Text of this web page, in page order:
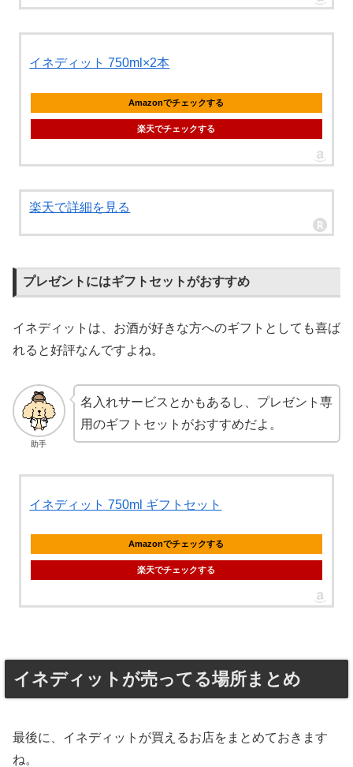
イネディット 750ml×2本
Amazonでチェックする
楽天でチェックする
楽天で詳細を見る
プレゼントにはギフトセットがおすすめ
イネディットは、お酒が好きな方へのギフトとしても喜ば
れると好評なんですよね。
助手
名入れサービスとかもあるし、プレゼント専
用のギフトセットがおすすめだよ。
イネディット 750ml ギフトセット
Amazonでチェックする
楽天でチェックする
イネディットが売ってる場所まとめ
最後に、イネディットが買えるお店をまとめておきます
ね。